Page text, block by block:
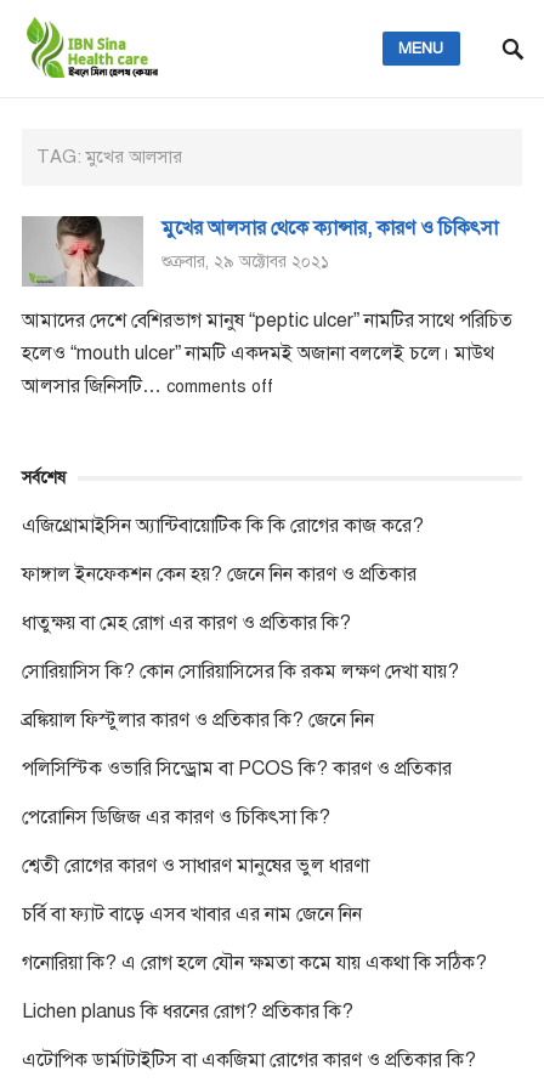
MENU
TAG:মুখের আলসার
মুখের আলসার থেকে ক্যান্সার, কারণ ও চিকিৎসা
শুক্রবার, ২৯ অক্টোবর ২০২১
আমাদের দেশে বেশিরভাগ মানুষ “peptic ulcer” নামটির সাথে পরিচিত
হলেও “mouth ulcer” নামটি একদমই অজানা বললেই চলে। মাউথ
আলসার জিনিসটি… comments off
সর্বশেষ
এজিথ্রোমাইসিন অ্যান্টিবায়োটিক কি কি রোগের কাজ করে?
ফাঙ্গাল ইনফেকশন কেন হয়? জেনে নিন কারণ ও প্রতিকার
ধাতুক্ষয় বা মেহ রোগ এর কারণ ও প্রতিকার কি?
সোরিয়াসিস কি? কোন সোরিয়াসিসের কি রকম লক্ষণ দেখা যায়?
ব্রঙ্কিয়াল ফিস্টুলার কারণ ও প্রতিকার কি? জেনে নিন
পলিসিস্টিক ওভারি সিন্ড্রোম বা PCOS কি? কারণ ও প্রতিকার
পেরোনিস ডিজিজ এর কারণ ও চিকিৎসা কি?
শ্বেতী রোগের কারণ ও সাধারণ মানুষের ভুল ধারণা
চর্বি বা ফ্যাট বাড়ে এসব খাবার এর নাম জেনে নিন
গনোরিয়া কি? এ রোগ হলে যৌন ক্ষমতা কমে যায় একথা কি সঠিক?
Lichen planus কি ধরনের রোগ? প্রতিকার কি?
এটোপিক ডার্মাটাইটিস বা একজিমা রোগের কারণ ও প্রতিকার কি?